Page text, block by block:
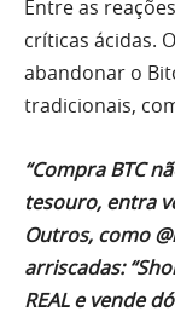
Entre as
críticas ácidas.
abandonar o
tradicionais,
“Compra BTC
tesouro, entra
Outros, como
arriscadas:
REAL e vende